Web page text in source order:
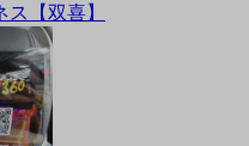
【双喜】